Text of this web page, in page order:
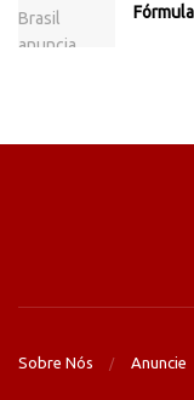
Sobre Nós Anuncie